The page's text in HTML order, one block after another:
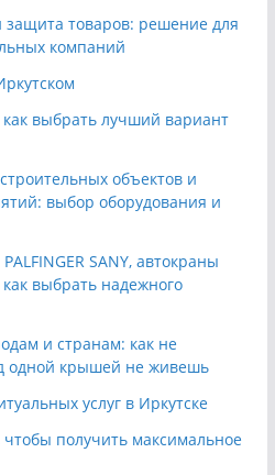
товаров: решение для
компаний
выбрать лучший вариант
объектов и
выбор оборудования и
SANY, автокраны
выбрать надежного
и странам: как не
одной крышей не живешь
услуг в Иркутске
получить максимальное